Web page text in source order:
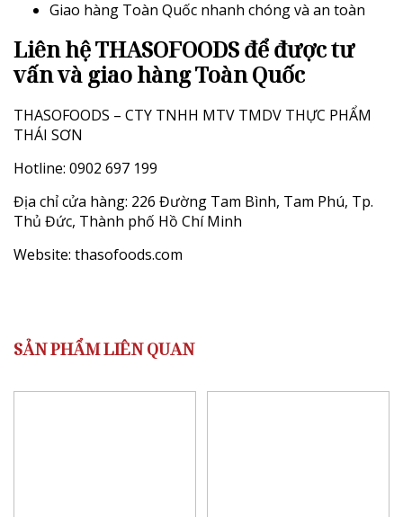
Giao hàng Toàn Quốc nhanh chóng và an toàn
Liên hệ THASOFOODS để được tư
vấn và giao hàng Toàn Quốc
THASOFOODS – CTY TNHH MTV TMDV THỰC PHẨM
THÁI SƠN
Hotline: 0902 697 199
Địa chỉ cửa hàng: 226 Đường Tam Bình, Tam Phú, Tp.
Thủ Đức, Thành phố Hồ Chí Minh
Website: thasofoods.com
SẢN PHẨM LIÊN QUAN